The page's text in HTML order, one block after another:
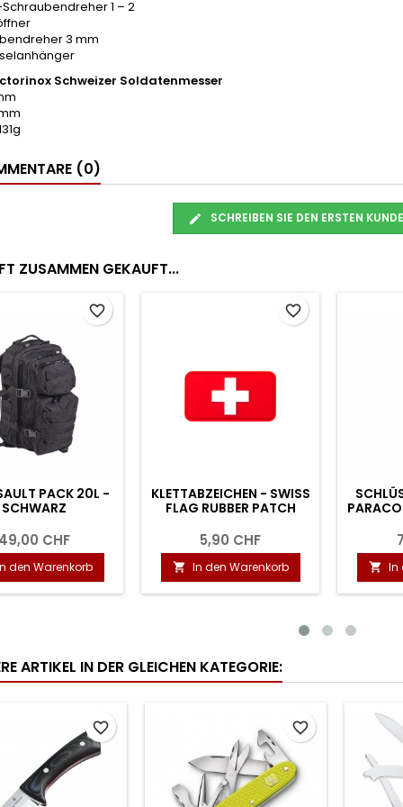
Schraubendreher 1 – 2
3 mm
Schweizer Soldatenmesser
(0)
SCHREIBEN SIE DEN ERSTEN
ZUSAMMEN GEKAUFT...
SCHNÜRSENKEL -
MARSCHSCHUH
2,50 CHF
 In den Warenkorb
BEINELASTIK, OLIV
3,50 CHF
 In den Warenkorb
ARTIKEL IN DER GLEICHEN KATEGORIE:
favorite_border favorite_border